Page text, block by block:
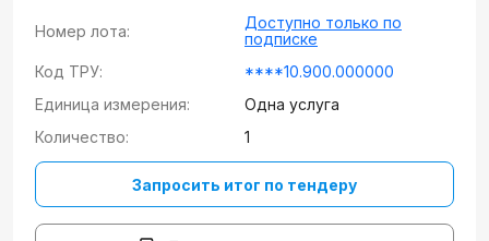
Номер лота:
Доступно только по
подписке
Код ТРУ:
****10.900.000000
Единица измерения:
Одна услуга
Количество:
1
Запросить итог по тендеру